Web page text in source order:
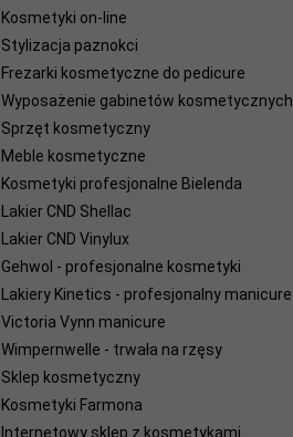
Kosmetyki on-line
Stylizacja paznokci
Frezarki kosmetyczne do pedicure
Wyposażenie gabinetów kosmetycznych
Sprzęt kosmetyczny
Meble kosmetyczne
Kosmetyki profesjonalne Bielenda
Lakier CND Shellac
Lakier CND Vinylux
Gehwol - profesjonalne kosmetyki
Lakiery Kinetics - profesjonalny manicure
Victoria Vynn manicure
Wimpernwelle - trwała na rzęsy
Sklep kosmetyczny
Kosmetyki Farmona
Internetowy sklep z kosmetykami